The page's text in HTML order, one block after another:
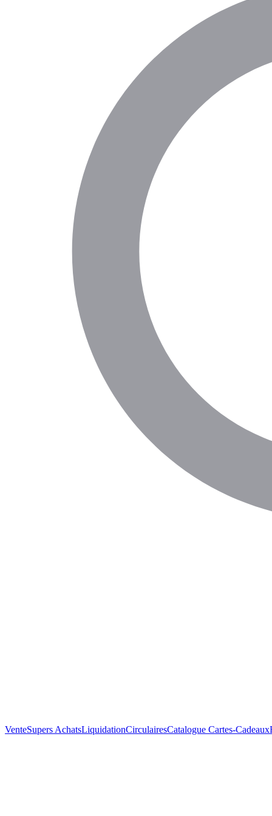
VenteSupers AchatsLiquidationCirculairesCatalogue Cartes-Cadeaux